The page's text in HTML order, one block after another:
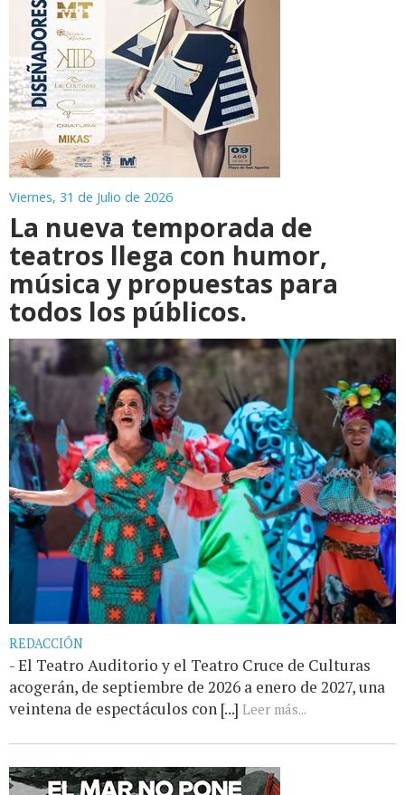
Viernes, 31 de Julio de 2026
La nueva temporada de
teatros llega con humor,
música y propuestas para
todos los públicos.
REDACCIÓN
- El Teatro Auditorio y el Teatro Cruce de Culturas
acogerán, de septiembre de 2026 a enero de 2027, una
veintena de espectáculos con [...] Leer más...